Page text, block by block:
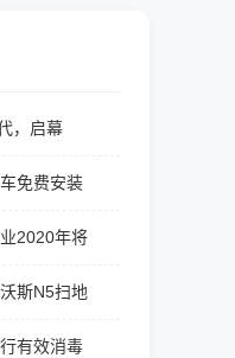
，启幕
免费安装
2020年将
斯N5扫地
有效消毒